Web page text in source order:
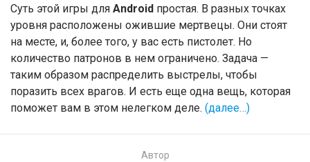
Суть этой игры для Android простая. В разных точках
уровня расположены ожившие мертвецы. Они стоят
на месте, и, более того, у вас есть пистолет. Но
количество патронов в нем ограничено. Задача —
таким образом распределить выстрелы, чтобы
поразить всех врагов. И есть еще одна вещь, которая
поможет вам в этом нелегком деле. (далее…)
Автор